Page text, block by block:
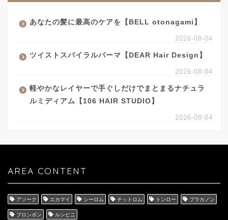
あなたの髪に最高のケアを【BELL otonagami】
2026-08-04
ツイストスパイラルパーマ【DEAR Hair Design】
2026-08-04
軽やかなレイヤーで手ぐしだけでまとまるナチュラ
ルミディアム【106 HAIR STUDIO】
2026-08-04
AREA CONTENT
アソーク エカマイ シーロム チットロム トンロー プラカノン
プロンポン ルンピニ